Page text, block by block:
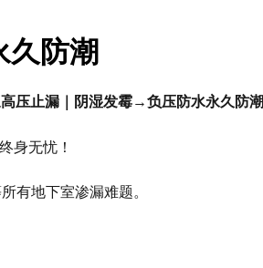
防潮
压止漏｜阴湿发霉→负压防水永久防潮
身无忧！
有地下室渗漏难题。